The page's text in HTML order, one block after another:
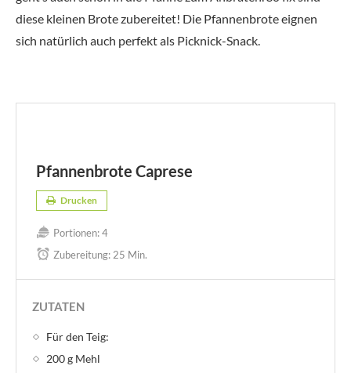
diese kleinen Brote zubereitet! Die Pfannenbrote eignen
sich natürlich auch perfekt als Picknick-Snack.
Pfannenbrote Caprese
Drucken
Portionen:4
Zubereitung: 25 Min.
ZUTATEN
Für den Teig:
200 g Mehl